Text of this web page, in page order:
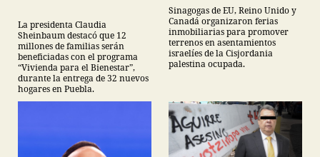
La presidenta Claudia
Sheinbaum destacó que 12
millones de familias serán
beneficiadas con el programa
“Vivienda para el Bienestar”,
durante la entrega de 32 nuevos
hogares en Puebla.
Sinagogas de EU, Reino Unido y
Canadá organizaron ferias
inmobiliarias para promover
terrenos en asentamientos
israelíes de la Cisjordania
palestina ocupada.